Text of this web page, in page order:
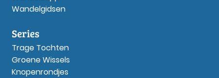
Wandelgidsen
Series
Trage Tochten
Groene Wissels
Knopenrondjes